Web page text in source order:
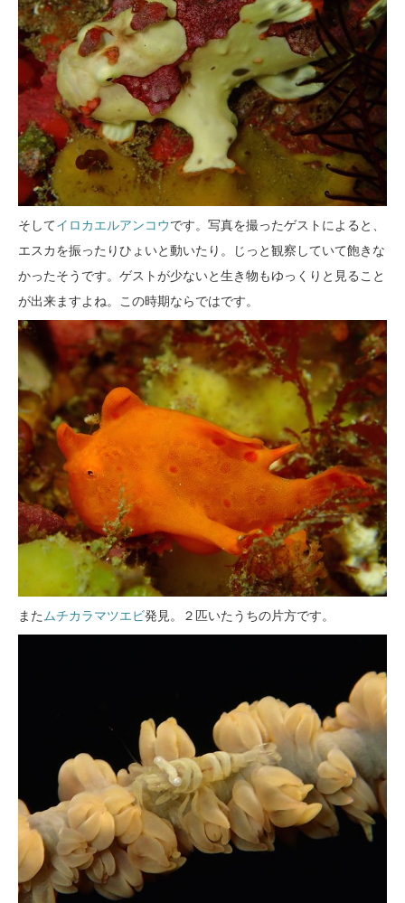
そしてイロカエルアンコウです。写真を撮ったゲストによると、
エスカを振ったりひょいと動いたり。じっと観察していて飽きな
かったそうです。ゲストが少ないと生き物もゆっくりと見ること
が出来ますよね。この時期ならではです。
またムチカラマツエビ発見。２匹いたうちの片方です。